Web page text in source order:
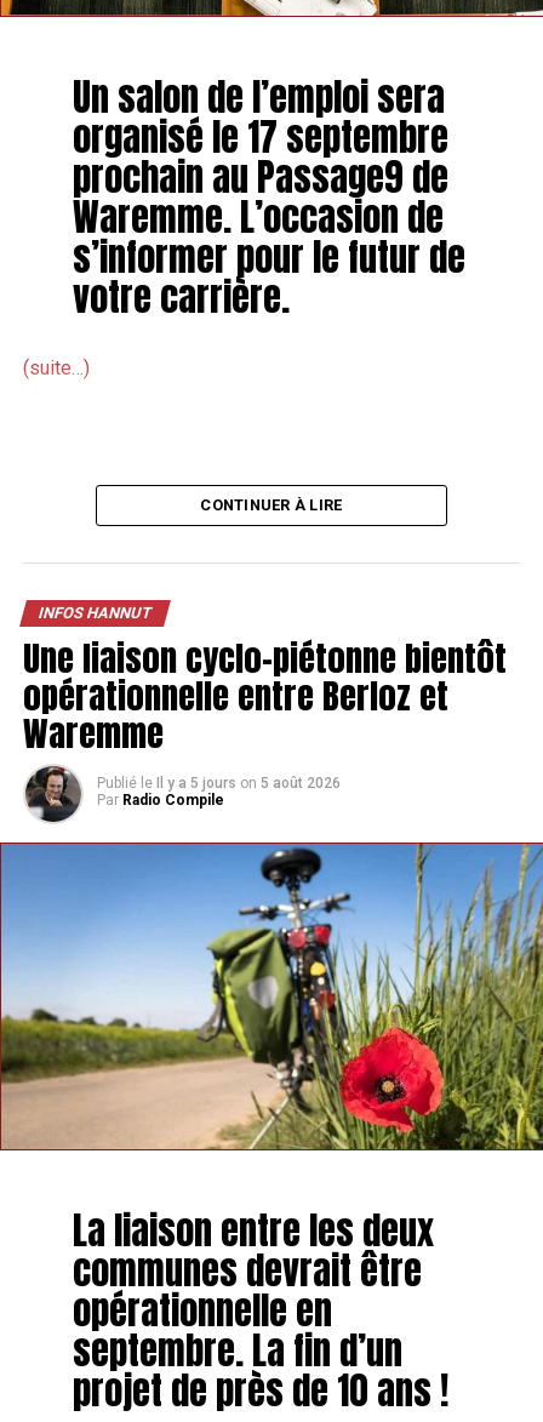
Un salon de l’emploi sera
organisé le 17 septembre
prochain au Passage9 de
Waremme. L’occasion de
s’informer pour le futur de
votre carrière.
(suite…)
CONTINUER À LIRE
INFOS HANNUT
Une liaison cyclo-piétonne bientôt
opérationnelle entre Berloz et
Waremme
Publié le Il y a 5 jours on 5 août 2026
Par Radio Compile
La liaison entre les deux
communes devrait être
opérationnelle en
septembre. La fin d’un
projet de près de 10 ans !